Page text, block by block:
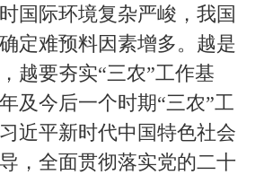
国际环境复杂严峻，我国
定难预料因素增多。越是
越要夯实“三农”工作基
及今后一个时期“三农”工
近平新时代中国特色社会
，全面贯彻落实党的二十